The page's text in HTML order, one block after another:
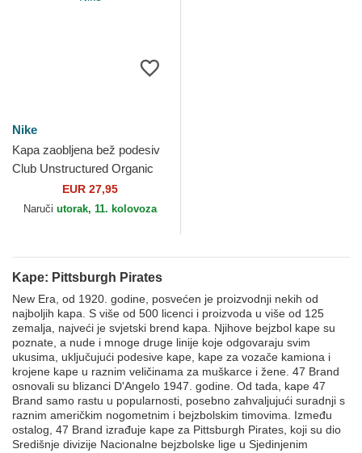
Nike
Kapa zaobljena bež podesiv
Club Unstructured Organic
Cotton Pittsburgh Pirates
MLB Nike
EUR 27,95
Naruči utorak, 11. kolovoza
Kape: Pittsburgh Pirates
New Era, od 1920. godine, posvećen je proizvodnji nekih od
najboljih kapa. S više od 500 licenci i proizvoda u više od 125
zemalja, najveći je svjetski brend kapa. Njihove bejzbol kape su
poznate, a nude i mnoge druge linije koje odgovaraju svim
ukusima, uključujući podesive kape, kape za vozače kamiona i
krojene kape u raznim veličinama za muškarce i žene. 47 Brand
osnovali su blizanci D'Angelo 1947. godine. Od tada, kape 47
Brand samo rastu u popularnosti, posebno zahvaljujući suradnji s
raznim američkim nogometnim i bejzbolskim timovima. Između
ostalog, 47 Brand izrađuje kape za Pittsburgh Pirates, koji su dio
Središnje divizije Nacionalne bejzbolske lige u Sjedinjenim